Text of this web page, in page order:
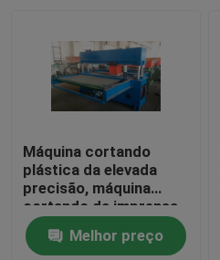
Máquina cortando
plástica da elevada
precisão, máquina
cortando da imprensa
hidráulica
Melhor preço